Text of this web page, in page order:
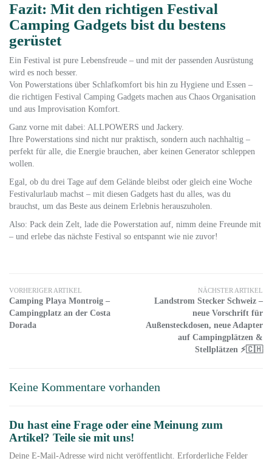
Fazit: Mit den richtigen Festival
Camping Gadgets bist du bestens
gerüstet
Ein Festival ist pure Lebensfreude – und mit der passenden Ausrüstung
wird es noch besser.
Von Powerstations über Schlafkomfort bis hin zu Hygiene und Essen –
die richtigen Festival Camping Gadgets machen aus Chaos Organisation
und aus Improvisation Komfort.
Ganz vorne mit dabei: ALLPOWERS und Jackery.
Ihre Powerstations sind nicht nur praktisch, sondern auch nachhaltig –
perfekt für alle, die Energie brauchen, aber keinen Generator schleppen
wollen.
Egal, ob du drei Tage auf dem Gelände bleibst oder gleich eine Woche
Festivalurlaub machst – mit diesen Gadgets hast du alles, was du
brauchst, um das Beste aus deinem Erlebnis herauszuholen.
Also: Pack dein Zelt, lade die Powerstation auf, nimm deine Freunde mit
– und erlebe das nächste Festival so entspannt wie nie zuvor!
VORHERIGER ARTIKEL
Camping Playa Montroig –
Campingplatz an der Costa
Dorada
NÄCHSTER ARTIKEL
Landstrom Stecker Schweiz –
neue Vorschrift für
Außensteckdosen, neue Adapter
auf Campingplätzen &
Stellplätzen ⚡🇨🇭
Keine Kommentare vorhanden
Du hast eine Frage oder eine Meinung zum
Artikel? Teile sie mit uns!
Deine E-Mail-Adresse wird nicht veröffentlicht. Erforderliche Felder